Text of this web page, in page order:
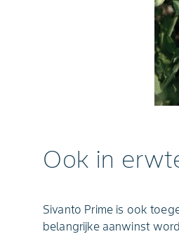
Ook in
Sivanto Prime is ook
belangrijke aanwinst